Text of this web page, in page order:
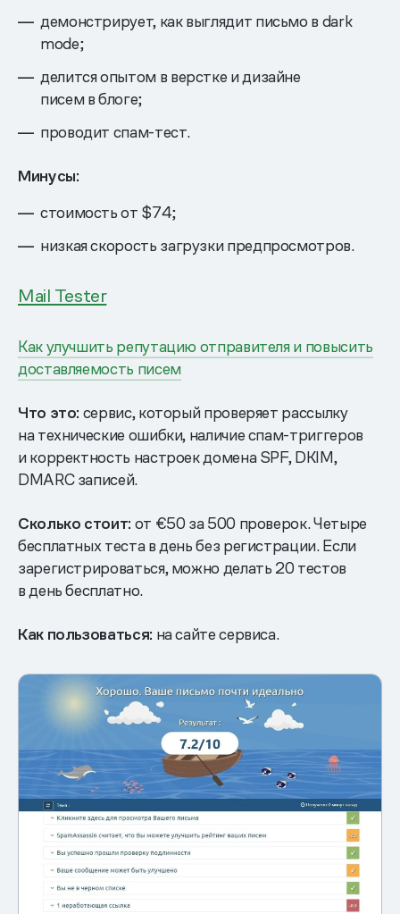
демонстрирует, как выглядит письмо в dark
mode;
делится опытом в верстке и дизайне
писем в блоге;
проводит спам-тест.
Минусы:
стоимость от $74;
низкая скорость загрузки предпросмотров.
Mail Tester
Как улучшить репутацию отправителя и повысить
доставляемость писем
Что это: сервис, который проверяет рассылку
на технические ошибки, наличие спам-триггеров
и корректность настроек домена SPF, DKIM,
DMARC записей.
Сколько стоит: от €50 за 500 проверок. Четыре
бесплатных теста в день без регистрации. Если
зарегистрироваться, можно делать 20 тестов
в день бесплатно.
Как пользоваться: на сайте сервиса.